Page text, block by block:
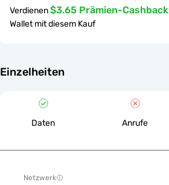
Verdienen$3.65 Prämien-Cashback
Wallet mit diesem Kauf
Einzelheiten
Daten Anrufe
Netzwerk